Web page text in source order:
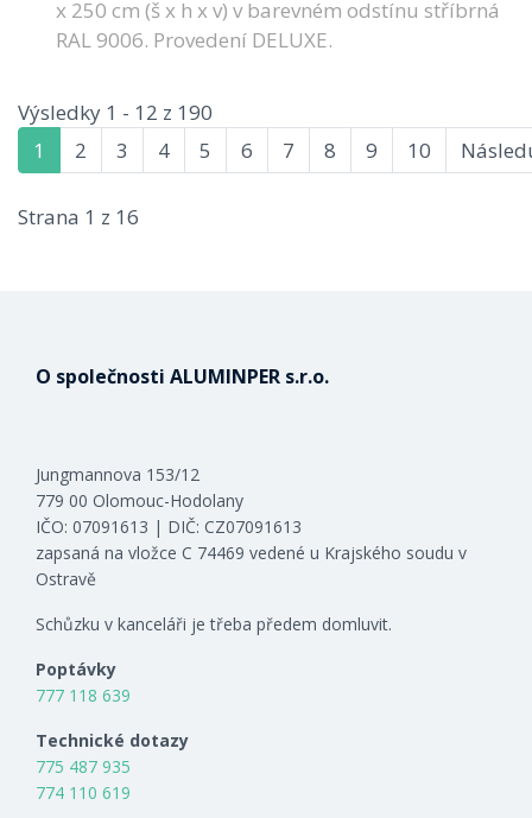
x 250 cm (š x h x v) v barevném odstínu stříbrná
RAL 9006. Provedení DELUXE.
Výsledky 1 - 12 z 190
1
2 3 4 5 6 7 8 9 10
Strana 1 z 16
O společnosti ALUMINPER s.r.o.
Jungmannova 153/12
779 00 Olomouc-Hodolany
IČO: 07091613 | DIČ: CZ07091613
zapsaná na vložce C 74469 vedené u Krajského soudu v
Ostravě
Schůzku v kanceláři je třeba předem domluvit.
Poptávky
777 118 639
Technické dotazy
775 487 935
774 110 619